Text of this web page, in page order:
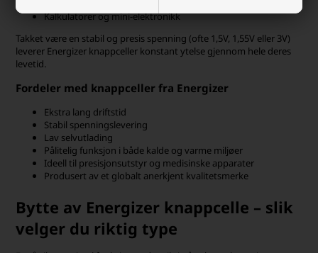
Digitale måleinstrumenter
Kalkulatorer og mini-elektronikk
Takket være en stabil og presis spenning (ofte 1,5V, 1,55V eller 3V)
leverer Energizer knappceller konstant ytelse gjennom hele deres
levetid.
Fordeler med knappceller fra Energizer
Ekstra lang driftstid
Stabil spenningslevering
Lav selvutlading
Pålitelig funksjon i både kalde og varme miljøer
Ideell til presisjonsutstyr og medisinske apparater
Produsert av et globalt anerkjent kvalitetsmerke
Bytte av Energizer knappcelle – slik
velger du riktig type